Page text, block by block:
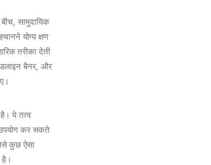
सामुदायिक
योग्य क्षण
तरीका देती
बैनर, और
ये तत्व
कर सकते
कुछ ऐसा